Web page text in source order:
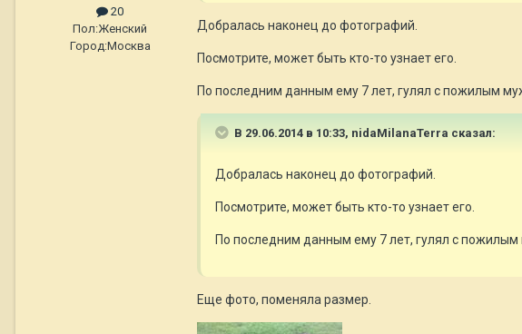
20
Пол:Женский
Город:Москва
Добралась наконец до фотографий.
Посмотрите, может быть кто-то узнает его.
По последним данным ему 7 лет, гулял с пожилым
В 29.06.2014 в 10:33, nidaMilanaTerra сказал:
Добралась наконец до фотографий.
Посмотрите, может быть кто-то узнает его.
По последним данным ему 7 лет, гулял с пожилым
Еще фото, поменяла размер.